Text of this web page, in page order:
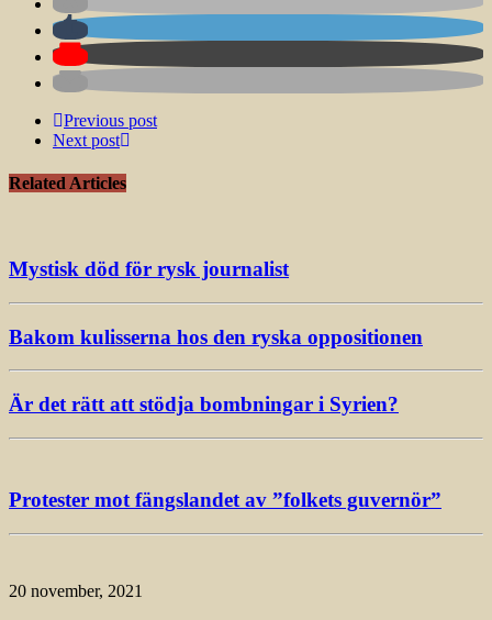
Previous post
Next post
Related Articles
Mystisk död för rysk journalist
Bakom kulisserna hos den ryska oppositionen
Är det rätt att stödja bombningar i Syrien?
Protester mot fängslandet av ”folkets guvernör”
20 november, 2021